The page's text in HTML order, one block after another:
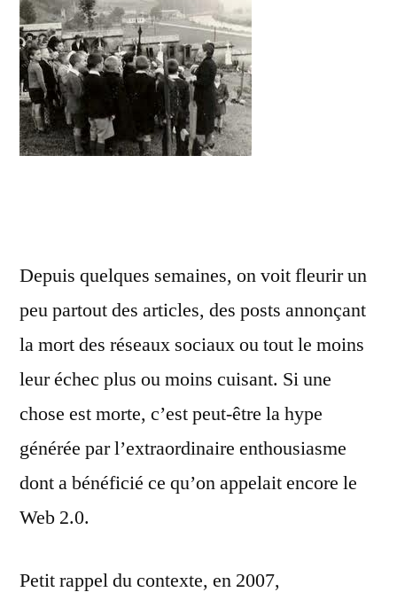
les
social
medias
trop
vite
Depuis quelques semaines, on voit fleurir un
peu partout des articles, des posts annonçant
la mort des réseaux sociaux ou tout le moins
leur échec plus ou moins cuisant. Si une
chose est morte, c’est peut-être la hype
générée par l’extraordinaire enthousiasme
dont a bénéficié ce qu’on appelait encore le
Web 2.0.
Petit rappel du contexte, en 2007,